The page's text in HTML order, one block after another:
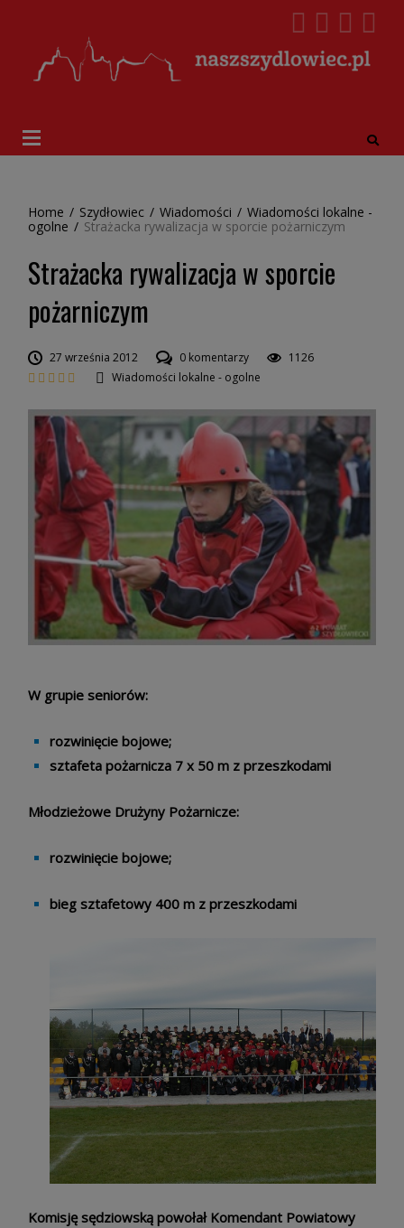
Home / Szydłowiec / Wiadomości / Wiadomości lokalne -
ogolne / Strażacka rywalizacja w sporcie pożarniczym
Strażacka rywalizacja w sporcie
pożarniczym
27 września 2012 0 komentarzy
1126
Wiadomości lokalne - ogolne
W grupie seniorów:
rozwinięcie bojowe;
sztafeta pożarnicza 7 x 50 m z przeszkodami
Młodzieżowe Drużyny Pożarnicze:
rozwinięcie bojowe;
bieg sztafetowy 400 m z przeszkodami
Komisję sędziowską powołał Komendant Powiatowy